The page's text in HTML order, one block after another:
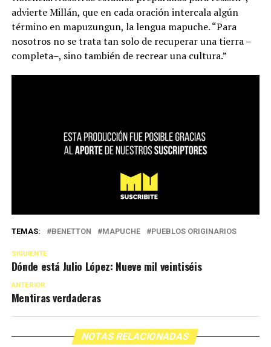
advierte Millán, que en cada oración intercala algún
término en mapuzungun, la lengua mapuche. “Para
nosotros no se trata tan solo de recuperar una tierra –
completa–, sino también de recrear una cultura.”
TEMAS: BENETTON MAPUCHE PUEBLOS ORIGINARIOS
SIGUIENTE
Dónde está Julio López: Nueve mil veintiséis
ANTERIOR
Mentiras verdaderas
NOTAS RELACIONADAS